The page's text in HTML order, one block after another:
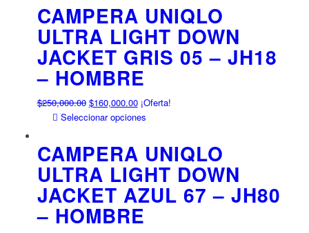
era:
$250,000.00.
es:
$150,000.00.
tiene
múltiples
variantes.
Las
opciones
elegir
página
de
producto
CAMPERA UNIQLO
ULTRA LIGHT DOWN
JACKET GRIS 05 – JH18
– HOMBRE
$250,000.00 El
precio
era:
$250,000.00.
$160,000.00El
precio
es:
$160,000.00.
¡Oferta!
Seleccionar opciones
tiene
múltiples
variantes.
Las
opciones
CAMPERA UNIQLO
ULTRA LIGHT DOWN
JACKET AZUL 67 – JH80
– HOMBRE